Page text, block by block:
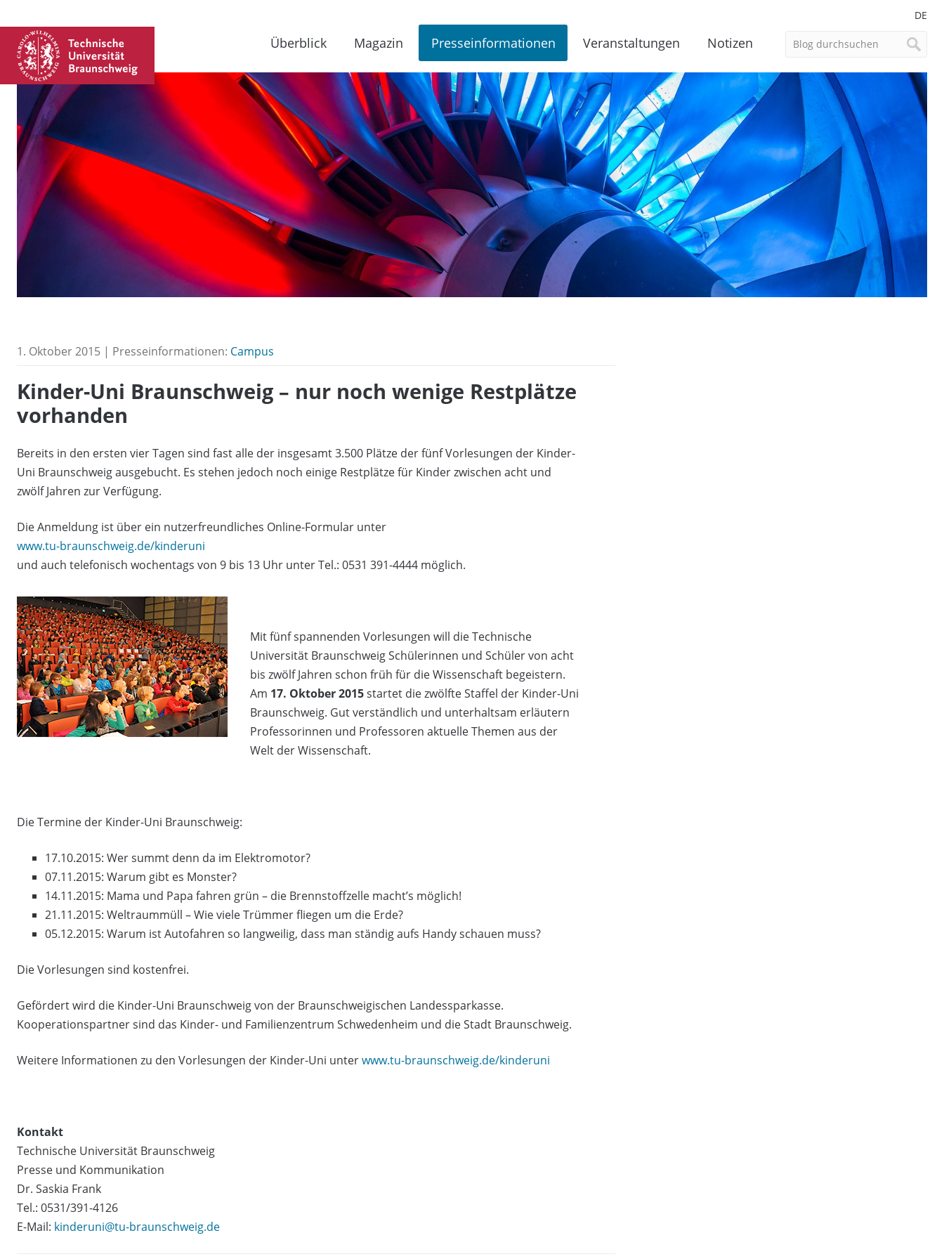
DE
Überblick Magazin Presseinformationen Veranstaltungen Notizen
1. Oktober 2015 | Presseinformationen: Campus
Kinder-Uni Braunschweig – nur noch wenige Restplätze
vorhanden
Bereits in den ersten vier Tagen sind fast alle der insgesamt 3.500 Plätze der fünf Vorlesungen der Kinder-
Uni Braunschweig ausgebucht. Es stehen jedoch noch einige Restplätze für Kinder zwischen acht und
zwölf Jahren zur Verfügung.
Die Anmeldung ist über ein nutzerfreundliches Online-Formular unter
www.tu-braunschweig.de/kinderuni
und auch telefonisch wochentags von 9 bis 13 Uhr unter Tel.: 0531 391-4444 möglich.
Mit fünf spannenden Vorlesungen will die Technische
Universität Braunschweig Schülerinnen und Schüler von acht
bis zwölf Jahren schon früh für die Wissenschaft begeistern.
Am 17. Oktober 2015startet die zwölfte Staffel der Kinder-Uni
Braunschweig. Gut verständlich und unterhaltsam erläutern
Professorinnen und Professoren aktuelle Themen aus der
Welt der Wissenschaft.
Die Termine der Kinder-Uni Braunschweig:
17.10.2015: Wer summt denn da im Elektromotor?
07.11.2015: Warum gibt es Monster?
14.11.2015: Mama und Papa fahren grün – die Brennstoffzelle macht’s möglich!
21.11.2015: Weltraummüll – Wie viele Trümmer fliegen um die Erde?
05.12.2015: Warum ist Autofahren so langweilig, dass man ständig aufs Handy schauen muss?
Die Vorlesungen sind kostenfrei.
Gefördert wird die Kinder-Uni Braunschweig von der Braunschweigischen Landessparkasse.
Kooperationspartner sind das Kinder- und Familienzentrum Schwedenheim und die Stadt Braunschweig.
Weitere Informationen zu den Vorlesungen der Kinder-Uni unterwww.tu-braunschweig.de/kinderuni
Kontakt
Technische Universität Braunschweig
Presse und Kommunikation
Dr. Saskia Frank
Tel.: 0531/391-4126
E-Mail: kinderuni@tu-braunschweig.de